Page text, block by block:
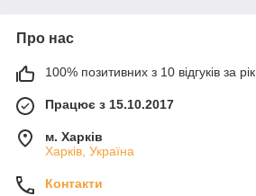
Про нас
100% позитивних з 10 відгуків за рік
Працює з 15.10.2017
м. Харків
Харків, Україна
Контакти